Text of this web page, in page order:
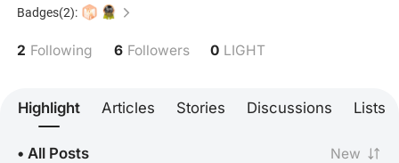
Badges(2):
2 Following 6 Followers 0 LIGHT
Highlight Articles Stories Discussions Lists
• All Posts New